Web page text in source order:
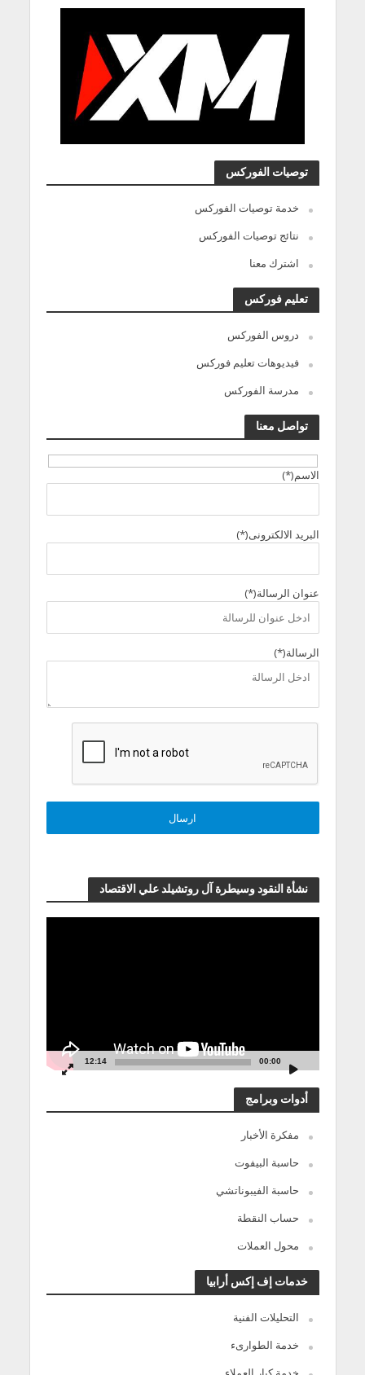
توصيات الفوركس
خدمة توصيات الفوركس
نتائج توصيات الفوركس
اشترك معنا
تعليم فوركس
دروس الفوركس
فيديوهات تعليم فوركس
مدرسة الفوركس
تواصل معنا
الاسم(*)
البريد الالكترونى(*)
عنوان الرسالة(*)
الرسالة(*)
نشأة النقود وسيطرة آل روتشيلد علي الاقتصاد
00:00
12:14
أدوات وبرامج
مفكرة الأخبار
حاسبة البيفوت
حاسبة الفيبوناتشي
حساب النقطة
محول العملات
خدمات إف إكس أرابيا
التحليلات الفنية
خدمة الطوارىء